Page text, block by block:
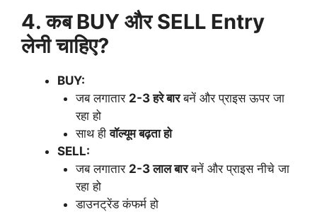
4. कब BUY और SELL Entry
लेनी चाहिए?
BUY:
जब लगातार 2-3 हरे बारबनें और प्राइस ऊपर जा
रहा हो
साथ हीवॉल्यूम बढ़ता हो
SELL:
जब लगातार 2-3 लाल बारबनें और प्राइस नीचे जा
रहा हो
डाउनट्रेंड कंफर्म हो